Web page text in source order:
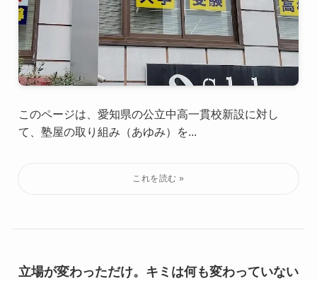
このページは、愛知県の公立中高一貫校新設に対し
て、塾屋の取り組み（あゆみ）を...
立場が変わっただけ。キミは何も変わっていない